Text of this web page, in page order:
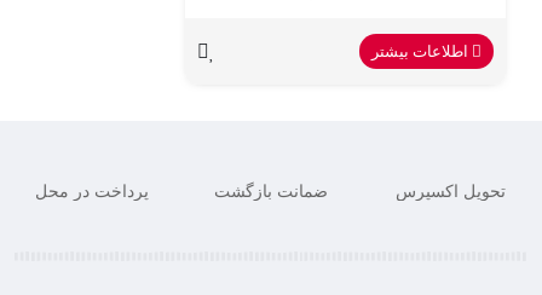
اطلاعات بیشتر
تحویل اکسپرس ضمانت بازگشت پرداخت در محل